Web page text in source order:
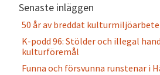
Senaste inläggen
50 år av breddat kulturmiljöarbete
K-podd 96: Stölder och illegal
kulturföremål
Funna och försvunna runstenar i